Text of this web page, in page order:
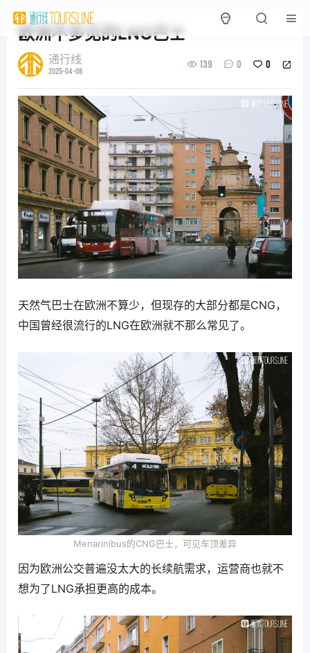
欧洲不多见的LNG巴士
通行线
2025-04-08
139 0 0
天然气巴士在欧洲不算少，但现存的大部分都是CNG，
中国曾经很流行的LNG在欧洲就不那么常见了。
Menarinibus的CNG巴士，可见车顶差异
因为欧洲公交普遍没太大的长续航需求，运营商也就不
想为了LNG承担更高的成本。